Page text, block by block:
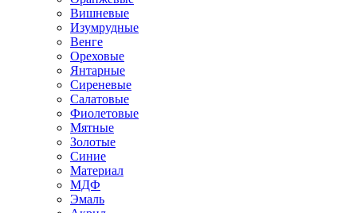
Вишневые
Изумрудные
Венге
Ореховые
Янтарные
Сиреневые
Салатовые
Фиолетовые
Мятные
Золотые
Синие
Материал
МДФ
Эмаль